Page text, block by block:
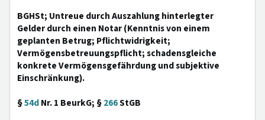
BGHSt; Untreue durch Auszahlung hinterlegter
Gelder durch einen Notar (Kenntnis von einem
geplanten Betrug; Pflichtwidrigkeit;
Vermögensbetreuungspflicht; schadensgleiche
konkrete Vermögensgefährdung und subjektive
Einschränkung).
§54dNr. 1 BeurkG; §266StGB